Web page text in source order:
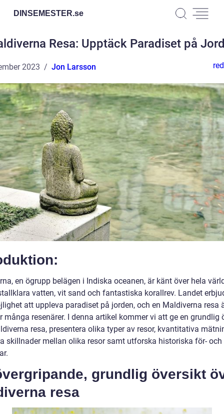
DINSEMESTER.se
Resa: Upptäck Paradiset på
2023 Jon Larsson
en ögrupp belägen i Indiska oceanen, är känt över hela
vatten, vit sand och fantastiska korallrev. Landet
att uppleva paradiset på jorden, och en Maldiverna resa
många resenärer. I denna artikel kommer vi att ge en grundlig
resa, presentera olika typer av resor, kvantitativa
skillnader mellan olika resor samt utforska historiska för- och
grundlig översikt
resa